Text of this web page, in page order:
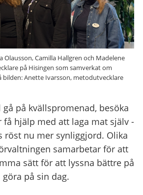
Olausson, Camilla Hallgren och Madelene
på Hisingen som samverkat om
bilden: Anette Ivarsson, metodutvecklare
på kvällspromenad, besöka
få hjälp med att laga mat själv -
röst nu mer synliggjord. Olika
samarbetar för att
sätt för att lyssna bättre på
på sin dag.